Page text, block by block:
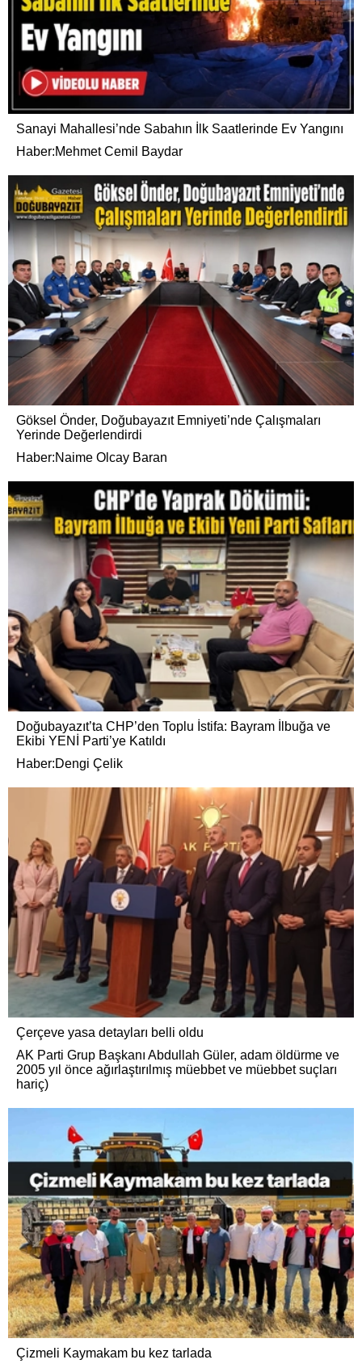
Sanayi Mahallesi’nde Sabahın İlk Saatlerinde Ev Yangını
Haber:Mehmet Cemil Baydar
Göksel Önder, Doğubayazıt Emniyeti’nde Çalışmaları
Yerinde Değerlendirdi
Haber:Naime Olcay Baran
Doğubayazıt’ta CHP’den Toplu İstifa: Bayram İlbuğa ve
Ekibi YENİ Parti’ye Katıldı
Haber:Dengi Çelik
Çerçeve yasa detayları belli oldu
AK Parti Grup Başkanı Abdullah Güler, adam öldürme ve
2005 yıl önce ağırlaştırılmış müebbet ve müebbet suçları
hariç)
Çizmeli Kaymakam bu kez tarlada